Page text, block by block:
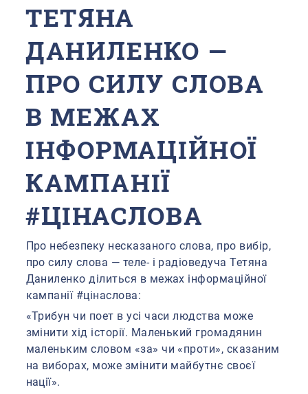
ТЕТЯНА
ДАНИЛЕНКО —
ПРО СИЛУ СЛОВА
В МЕЖАХ
ІНФОРМАЦІЙНОЇ
КАМПАНІЇ
#ЦІНАСЛОВА
Про небезпеку несказаного слова, про вибір,
про силу слова — теле- і радіоведуча Тетяна
Даниленко ділиться в межах інформаційної
кампанії #цінаслова:
«Трибун чи поет в усі часи людства може
змінити хід історії. Маленький громадянин
маленьким словом «за» чи «проти», сказаним
на виборах, може змінити майбутнє своєї
нації».